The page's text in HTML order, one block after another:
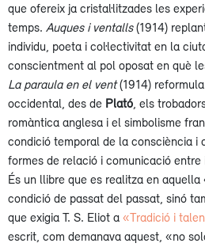
que ofereix ja cristal·litzades les
temps. Auques i ventalls(1914)
individu, poeta i col·lectivitat en la
conscientment al pol oposat en què
La paraula en el vent(1914)
occidental, des de Plató , els
romàntica anglesa i el simbolisme
condició temporal de la consciència i
formes de relació i comunicació entre
És un llibre que es realitza en
condició de passat del passat, sinó
que exigia T. S. Eliot a «Tradició i
escrit, com demanava aquest, «no